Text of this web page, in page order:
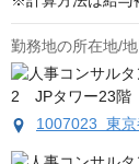
勤務地の所在地/地
1007023 東